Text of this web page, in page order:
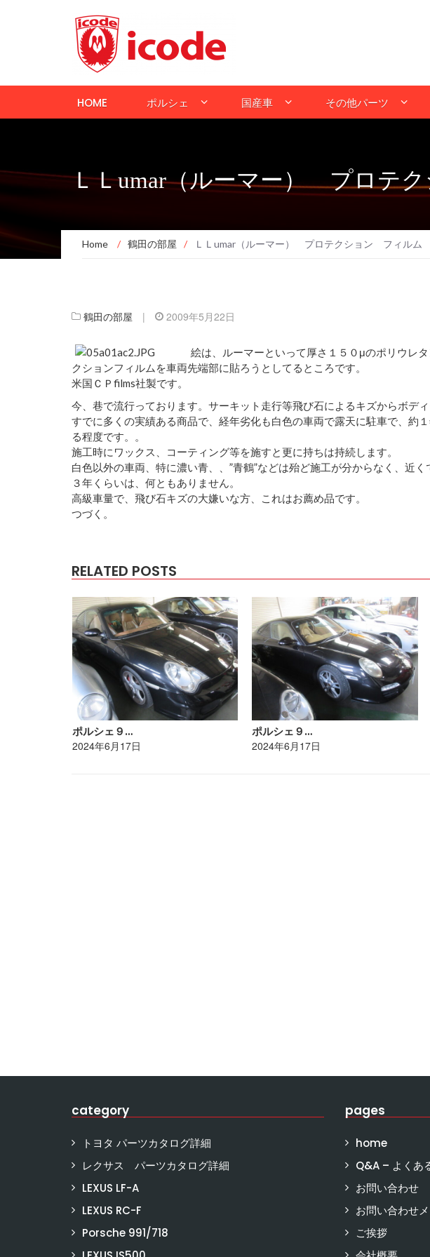
HOME ポルシェ 国産車 その他パーツ
ＬＬumar（ルーマー） プロテ
Home / 鶴田の部屋 / ＬＬumar（ルーマー） プロテクション フィルム
鶴田の部屋 | 2009年5月22日
絵は、ルーマーといって厚さ１５０μのポリウレ
クションフィルムを車両先端部に貼ろうとしてるところです。
米国ＣＰfilms社製です。
今、巷で流行っております。サーキット走行等飛び石によるキズからボディ
すでに多くの実績ある商品で、経年劣化も白色の車両で露天に駐車で、約
る程度です。。
施工時にワックス、コーティング等を施すと更に持ちは持続します。
白色以外の車両、特に濃い青、、”青鶴”などは殆ど施工が分からなく、近く
３年くらいは、何ともありません。
高級車量で、飛び石キズの大嫌いな方、これはお薦め品です。
つづく。
RELATED POSTS
ポルシェ９…
2024年6月17日
ポルシェ９…
2024年6月17日
category
トヨタ パーツカタログ詳細
レクサス パーツカタログ詳細
LEXUS LF-A
LEXUS RC-F
Porsche 991/718
pages
home
Q&A – よくあ
お問い合わせ
お問い合わせ
ご挨拶